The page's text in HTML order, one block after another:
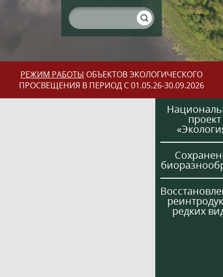
РЕЖИМ РАБОТЫ ОБЪЕКТОВ ЭКОЛОГИЧЕСКОГО
ПРОСВЕЩЕНИЯ В ПЕРИОД С 01.05.26-30.09.2026
проект
редких